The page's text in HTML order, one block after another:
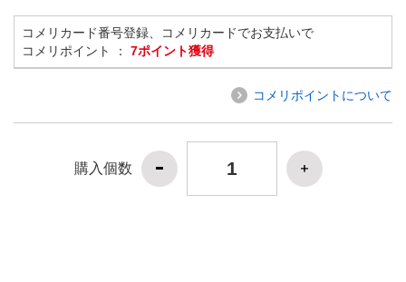
コメリカード番号登録、コメリカードでお支払いで
コメリポイント ： 7ポイント獲得
コメリポイントについて
購入個数